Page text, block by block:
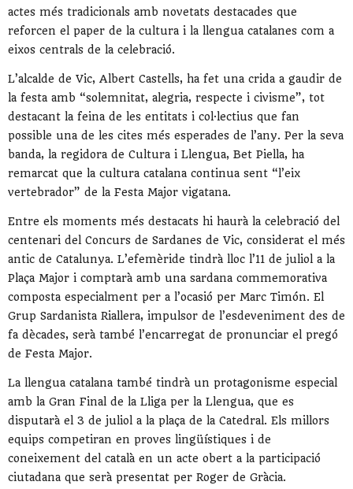
actes més tradicionals amb novetats destacades que
reforcen el paper de la cultura i la llengua catalanes com a
eixos centrals de la celebració.
L’alcalde de Vic, Albert Castells, ha fet una crida a gaudir de
la festa amb “solemnitat, alegria, respecte i civisme”, tot
destacant la feina de les entitats i col·lectius que fan
possible una de les cites més esperades de l’any. Per la seva
banda, la regidora de Cultura i Llengua, Bet Piella, ha
remarcat que la cultura catalana continua sent “l’eix
vertebrador” de la Festa Major vigatana.
Entre els moments més destacats hi haurà la celebració del
centenari del Concurs de Sardanes de Vic, considerat el més
antic de Catalunya. L’efemèride tindrà lloc l’11 de juliol a la
Plaça Major i comptarà amb una sardana commemorativa
composta especialment per a l’ocasió per Marc Timón. El
Grup Sardanista Riallera, impulsor de l’esdeveniment des de
fa dècades, serà també l’encarregat de pronunciar el pregó
de Festa Major.
La llengua catalana també tindrà un protagonisme especial
amb la Gran Final de la Lliga per la Llengua, que es
disputarà el 3 de juliol a la plaça de la Catedral. Els millors
equips competiran en proves lingüístiques i de
coneixement del català en un acte obert a la participació
ciutadana que serà presentat per Roger de Gràcia.